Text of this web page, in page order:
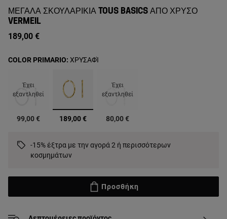
ΜΕΓΆΛΑ ΣΚΟΥΛΑΡΊΚΙΑ TOUS BASICS ΑΠΌ ΧΡΥΣΌ
VERMEIL
189,00 €
Έχει
εξαντληθεί
99,00 € επιλεγμένα
189,00 €
Έχει
εξαντληθεί
80,00 €
COLOR PRIMARIO: ΧΡΥΣΑΦΊ
-15% έξτρα με την αγορά 2 ή περισσότερων
κοσμημάτων
Προσθήκη